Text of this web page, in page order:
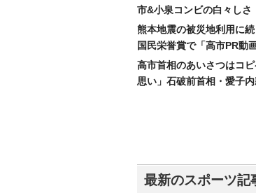
市&小泉コンビの白々しさ
熊本地震の被災地利用に
国民栄誉賞で「高市PR動
高市首相のあいさつはコ
思い」石破前首相・愛子
最新のスポーツ記